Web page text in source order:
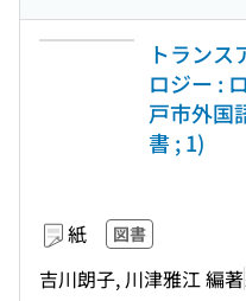
トランス
ロジー :
戸市外国
書 ; 1)
紙 図書
吉川朗子, 川津雅江 編著